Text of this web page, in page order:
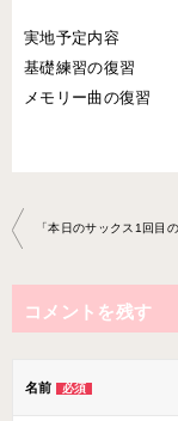
実地予定内容
基礎練習の復習
メモリー曲の復習
投
稿
ナ
ビコメントを残す
名前 必須